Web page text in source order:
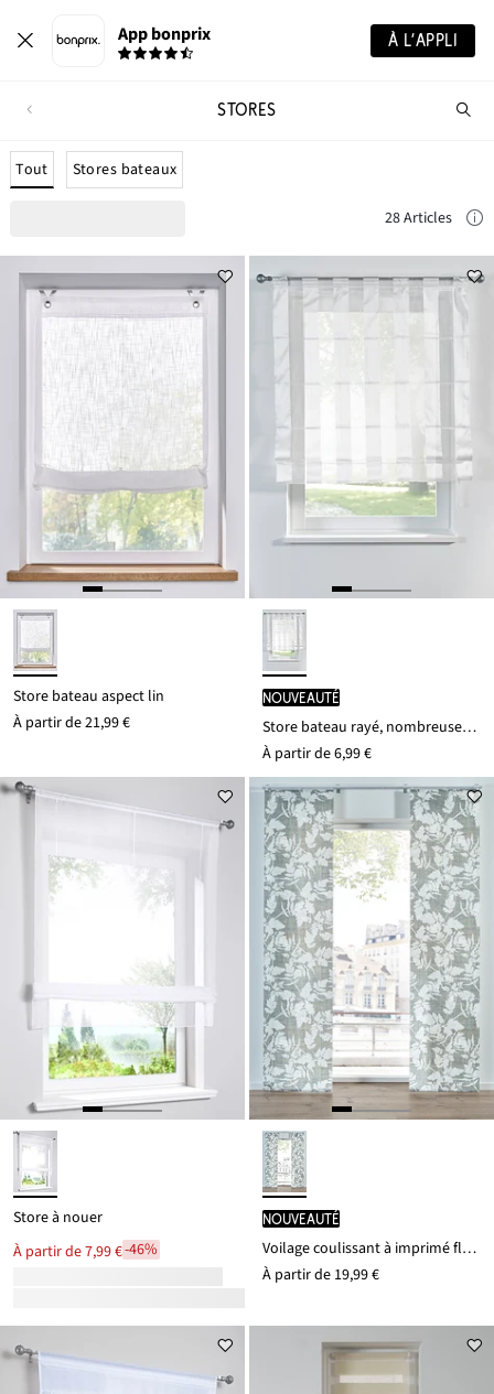
App bonprix À L’APPLI
STORES
Tout Stores bateaux
28 Articles
Store bateau aspect lin
À partir de21,99 €
Nouveauté
Store bateau rayé, nombreuses tailles
À partir de6,99 €
Store à nouer
À partir de7,99 €-46%
Nouveauté
Voilage coulissant à imprimé floral (1 pce)
À partir de 19,99 €